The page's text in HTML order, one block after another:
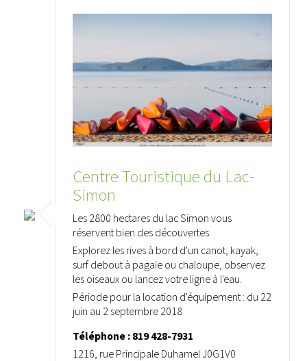
Centre Touristique du Lac-
Simon
Les 2800 hectares du lac Simon vous
réservent bien des découvertes.
Explorez les rives à bord d'un canot, kayak,
surf debout à pagaie ou chaloupe, observez
les oiseaux ou lancez votre ligne à l'eau.
Période pour la location d'équipement : du 22
juin au 2 septembre 2018
Téléphone : 819 428-7931
1216, rue Principale Duhamel J0G1V0